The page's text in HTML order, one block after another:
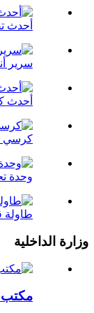
أحدث
سرير
أحدث
كرسي
وحدة
طاولة
وزارة الداخلية
مكتب